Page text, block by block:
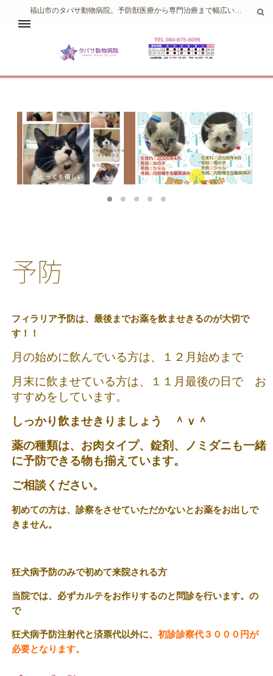
福山市のタバサ動物病院。予防獣医療から専門治療まで幅広い治療を目指しています。
受付・診察ご案内
対象動物
予防
フィラリア予防は、最後までお薬を飲ませきるのが大切で
す！！
月の始めに飲んでいる方は、１２月始めまで
月末に飲ませている方は、１１月最後の日で お
すすめをしています。
しっかり飲ませきりましょう ＾ｖ＾
薬の種類は、お肉タイプ、錠剤、ノミダニも一緒
に予防できる物も揃えています。
ご相談ください。
初めての方は、診察をさせていただかないとお薬をお出しで
きません。
狂犬病予防のみで初めて来院される方
当院では、必ずカルテをお作りするのと問診を行います。の
で
狂犬病予防注射代と済票代以外に、 初診診察代３０００円が
必要となります。